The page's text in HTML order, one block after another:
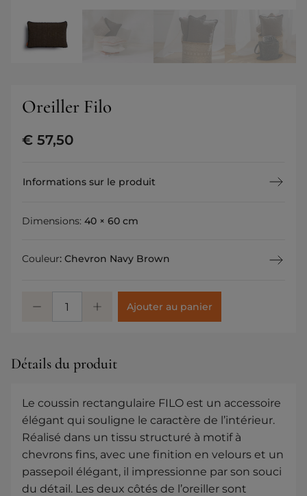
Oreiller Filo
€ 57,50
Informations sur le produit
Dimensions: 40 × 60 cm
Couleur: Chevron Navy Brown
Ajouter au panier
Détails du produit
Le coussin rectangulaire FILO est un accessoire
élégant qui souligne le caractère de l’intérieur.
Réalisé dans un tissu structuré à motif à
chevrons fins, avec une finition en velours et un
passepoil élégant, il impressionne par son souci
du détail. Les deux côtés de l’oreiller sont